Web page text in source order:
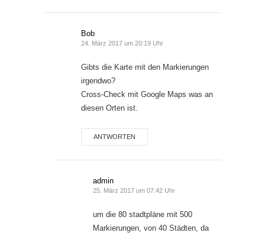
Bob
24. März 2017 um 20:19 Uhr
Gibts die Karte mit den Markierungen
irgendwo?
Cross-Check mit Google Maps was an
diesen Orten ist.
ANTWORTEN
admin
25. März 2017 um 07:42 Uhr
um die 80 stadtpläne mit 500
Markierungen, von 40 Städten, da